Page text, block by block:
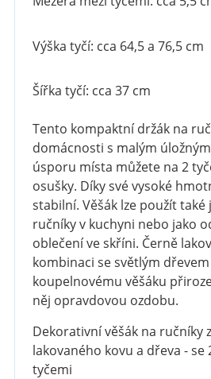
Výška tyčí: cca 64,5 a 76,5 cm
Šířka tyčí: cca 37 cm
Tento kompaktní držák na
domácnosti s malým
úsporu místa můžete na 2
osušky. Díky své vysoké
stabilní. Věšák lze použít také
ručníky v kuchyni nebo jako
oblečení ve skříni. Černě
kombinaci se světlým
koupelnovému věšáku
něj opravdovou ozdobu.
Dekorativní věšák na ručníky
lakovaného kovu a dřeva - se
tyčemi